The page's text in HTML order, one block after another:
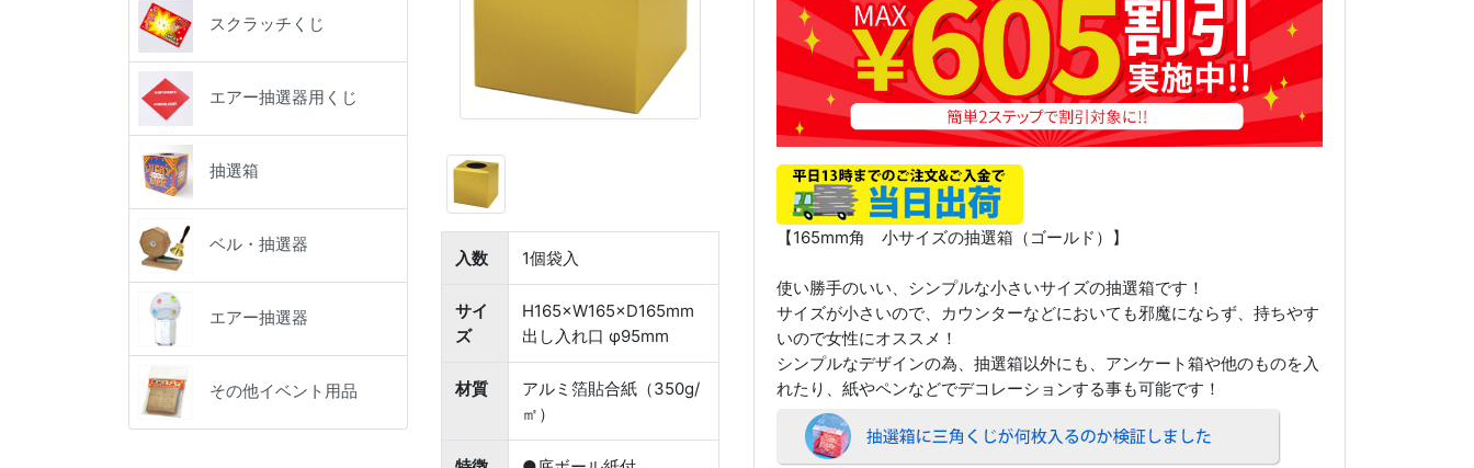
スクラッチくじ
エアー抽選器用くじ
抽選箱
ベル・抽選器
エアー抽選器
その他イベント用品
入数 1個袋入
サイ
ズ
H165×W165×D165mm
出し入れ口 φ95mm
材質
アルミ箔貼合紙（350g/
㎡）
【165mm角 小サイズの抽選箱（ゴールド）】
使い勝手のいい、シンプルな小さいサイズの抽選箱です！
サイズが小さいので、カウンターなどにおいても邪魔にならず、持ちやす
いので女性にオススメ！
シンプルなデザインの為、抽選箱以外にも、アンケート箱や他のものを入
れたり、紙やペンなどでデコレーションする事も可能です！